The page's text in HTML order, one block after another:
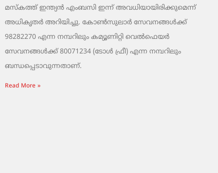
മസ്‌കത്ത് ഇന്ത്യൻ എംബസി ഇന്ന് അവധിയായിരിക്കുമെന്ന്
അധികൃതർ അറിയിച്ചു. കോൺസുലാർ സേവനങ്ങൾക്ക്
98282270 എന്ന നമ്പറിലും കമ്യൂണിറ്റി വെൽഫെയർ
സേവനങ്ങൾക്ക് 80071234 (ടോൾ ഫ്രീ) എന്ന നമ്പറിലും
ബന്ധപ്പെടാവുന്നതാണ്.
Read More »